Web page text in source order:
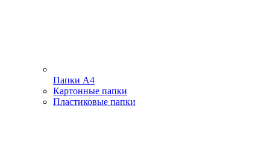
Папки А4
Картонные папки
Пластиковые папки